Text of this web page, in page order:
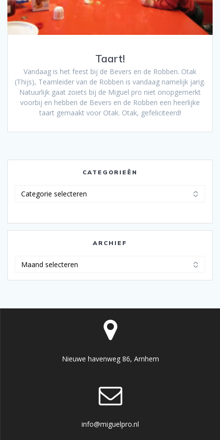
Taart!
Vandaag is het feest bij de Bevers en de Robben. Otak
(Thijs), Teamleider van de Robben is vandaag namelijk jarig.
Natuurlijk gaat zoiets bij de Miguel pro niet onopgemerkt
voorbij en hebben de Bevers en de Robben een heerlijke
taart gemaakt voor Otak. Otak, gefeliciteerd!
CATEGORIEËN
ARCHIEF
Nieuwe havenweg 86, Arnhem
info@miguelpro.nl